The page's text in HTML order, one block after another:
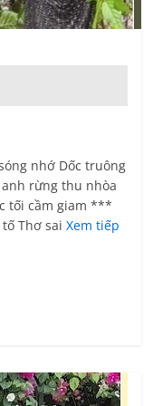
nhớ Dốc truông
rừng thu nhòa
tối cầm giam ***
tố Thơ saiXem tiếp